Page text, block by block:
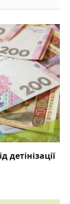
детінізації